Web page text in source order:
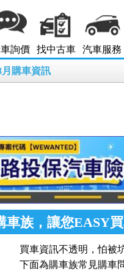
詢價 找中古車 汽車服務
月購車資訊
車族，讓您EASY
買車資訊不透明，怕被
下面為購車族常見購車